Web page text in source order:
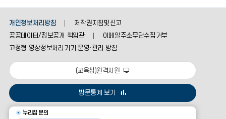
개인정보처리방침
저작권지침및신고
공공데이터/정보공개 책임관
이메일주소무단수집거부
고정형 영상정보처리기기 운영·관리 방침
(교육청)원격지원
방문통계 보기
누리집 문의